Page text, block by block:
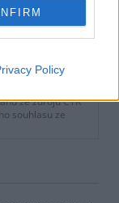
Policy
ze zdrojů ČTK
souhlasu ze